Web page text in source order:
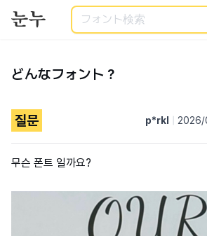
検索
どんなフォント？
질문 p*rkl 2026/
무슨 폰트 일까요?